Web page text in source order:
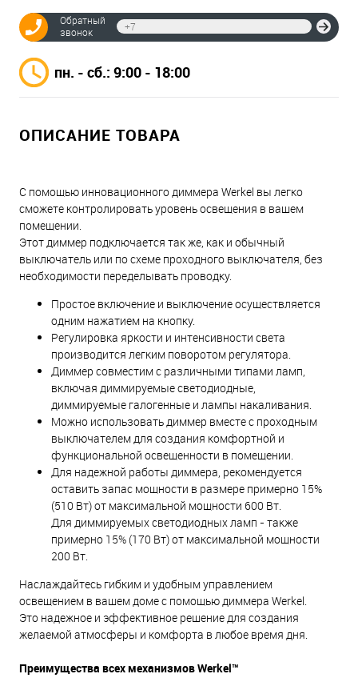
Обратный
звонок
пн. - сб.: 9:00 - 18:00
ОПИСАНИЕ ТОВАРА
С помощью инновационного диммера Werkel вы легко
сможете контролировать уровень освещения в вашем
помещении.
Этот диммер подключается так же, как и обычный
выключатель или по схеме проходного выключателя, без
необходимости переделывать проводку.
Простое включение и выключение осуществляется
одним нажатием на кнопку.
Регулировка яркости и интенсивности света
производится легким поворотом регулятора.
Диммер совместим с различными типами ламп,
включая диммируемые светодиодные,
диммируемые галогенные и лампы накаливания.
Можно использовать диммер вместе с проходным
выключателем для создания комфортной и
функциональной освещенности в помещении.
Для надежной работы диммера, рекомендуется
оставить запас мощности в размере примерно 15%
(510 Вт) от максимальной мощности 600 Вт.
Для диммируемых светодиодных ламп - также
примерно 15% (170 Вт) от максимальной мощности
200 Вт.
Наслаждайтесь гибким и удобным управлением
освещением в вашем доме с помощью диммера Werkel.
Это надежное и эффективное решение для создания
желаемой атмосферы и комфорта в любое время дня.
Преимущества всех механизмов Werkel™